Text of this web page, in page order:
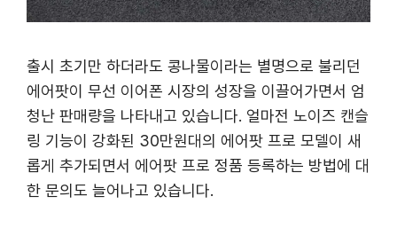
출시 초기만 하더라도 콩나물이라는 별명으로 불리던
에어팟이 무선 이어폰 시장의 성장을 이끌어가면서 엄
청난 판매량을 나타내고 있습니다. 얼마전 노이즈 캔슬
링 기능이 강화된 30만원대의 에어팟 프로 모델이 새
롭게 추가되면서 에어팟 프로 정품 등록하는 방법에 대
한 문의도 늘어나고 있습니다.